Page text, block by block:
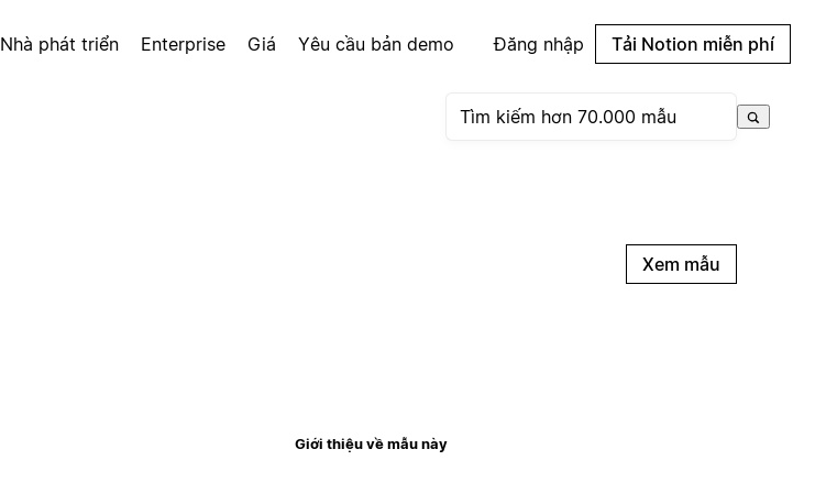
Nhà phát triển Enterprise Giá Yêu cầu bản demo Đăng nhập Tải Notion miễn phí
Xem mẫu
Giới thiệu về mẫu này